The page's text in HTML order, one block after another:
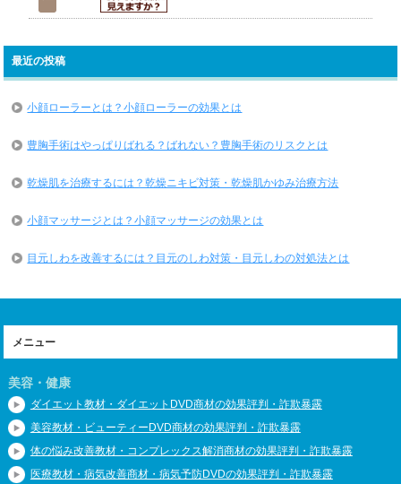
最近の投稿
小顔ローラーとは？小顔ローラーの効果とは
豊胸手術はやっぱりばれる？ばれない？豊胸手術のリスクとは
乾燥肌を治療するには？乾燥ニキビ対策・乾燥肌かゆみ治療方法
小顔マッサージとは？小顔マッサージの効果とは
目元しわを改善するには？目元のしわ対策・目元しわの対処法とは
メニュー
美容・健康
ダイエット教材・ダイエットDVD商材の効果評判・詐欺暴露
美容教材・ビューティーDVD商材の効果評判・詐欺暴露
体の悩み改善教材・コンプレックス解消商材の効果評判・詐欺暴露
医療教材・病気改善商材・病気予防DVDの効果評判・詐欺暴露